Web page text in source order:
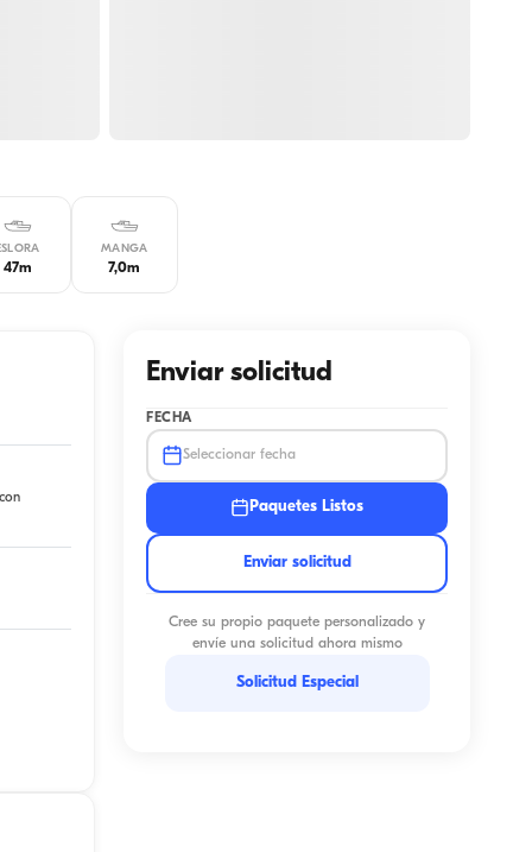
47m
MANGA
7,0m
Enviar solicitud
FECHA
Seleccionar fecha
Paquetes Listos
Enviar solicitud
Cree su propio paquete personalizado y
envíe una solicitud ahora mismo
Solicitud Especial